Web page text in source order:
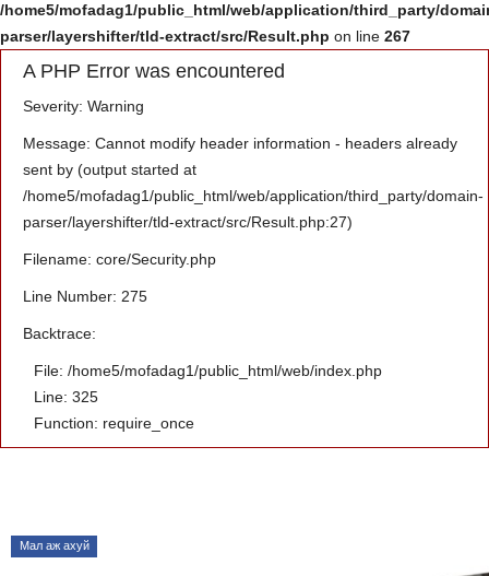
/home5/mofadag1/public_html/web/application/third_party/
parser/layershifter/tld-extract/src/Result.php on line 267
A PHP Error was encountered
Severity: Warning
Message: Cannot modify header information - headers already
sent by (output started at
/home5/mofadag1/public_html/web/application/third_party/domain-
parser/layershifter/tld-extract/src/Result.php:27)
Filename: core/Security.php
Line Number: 275
Backtrace:
File: /home5/mofadag1/public_html/web/index.php
Line: 325
Function: require_once
Мал аж ахуй